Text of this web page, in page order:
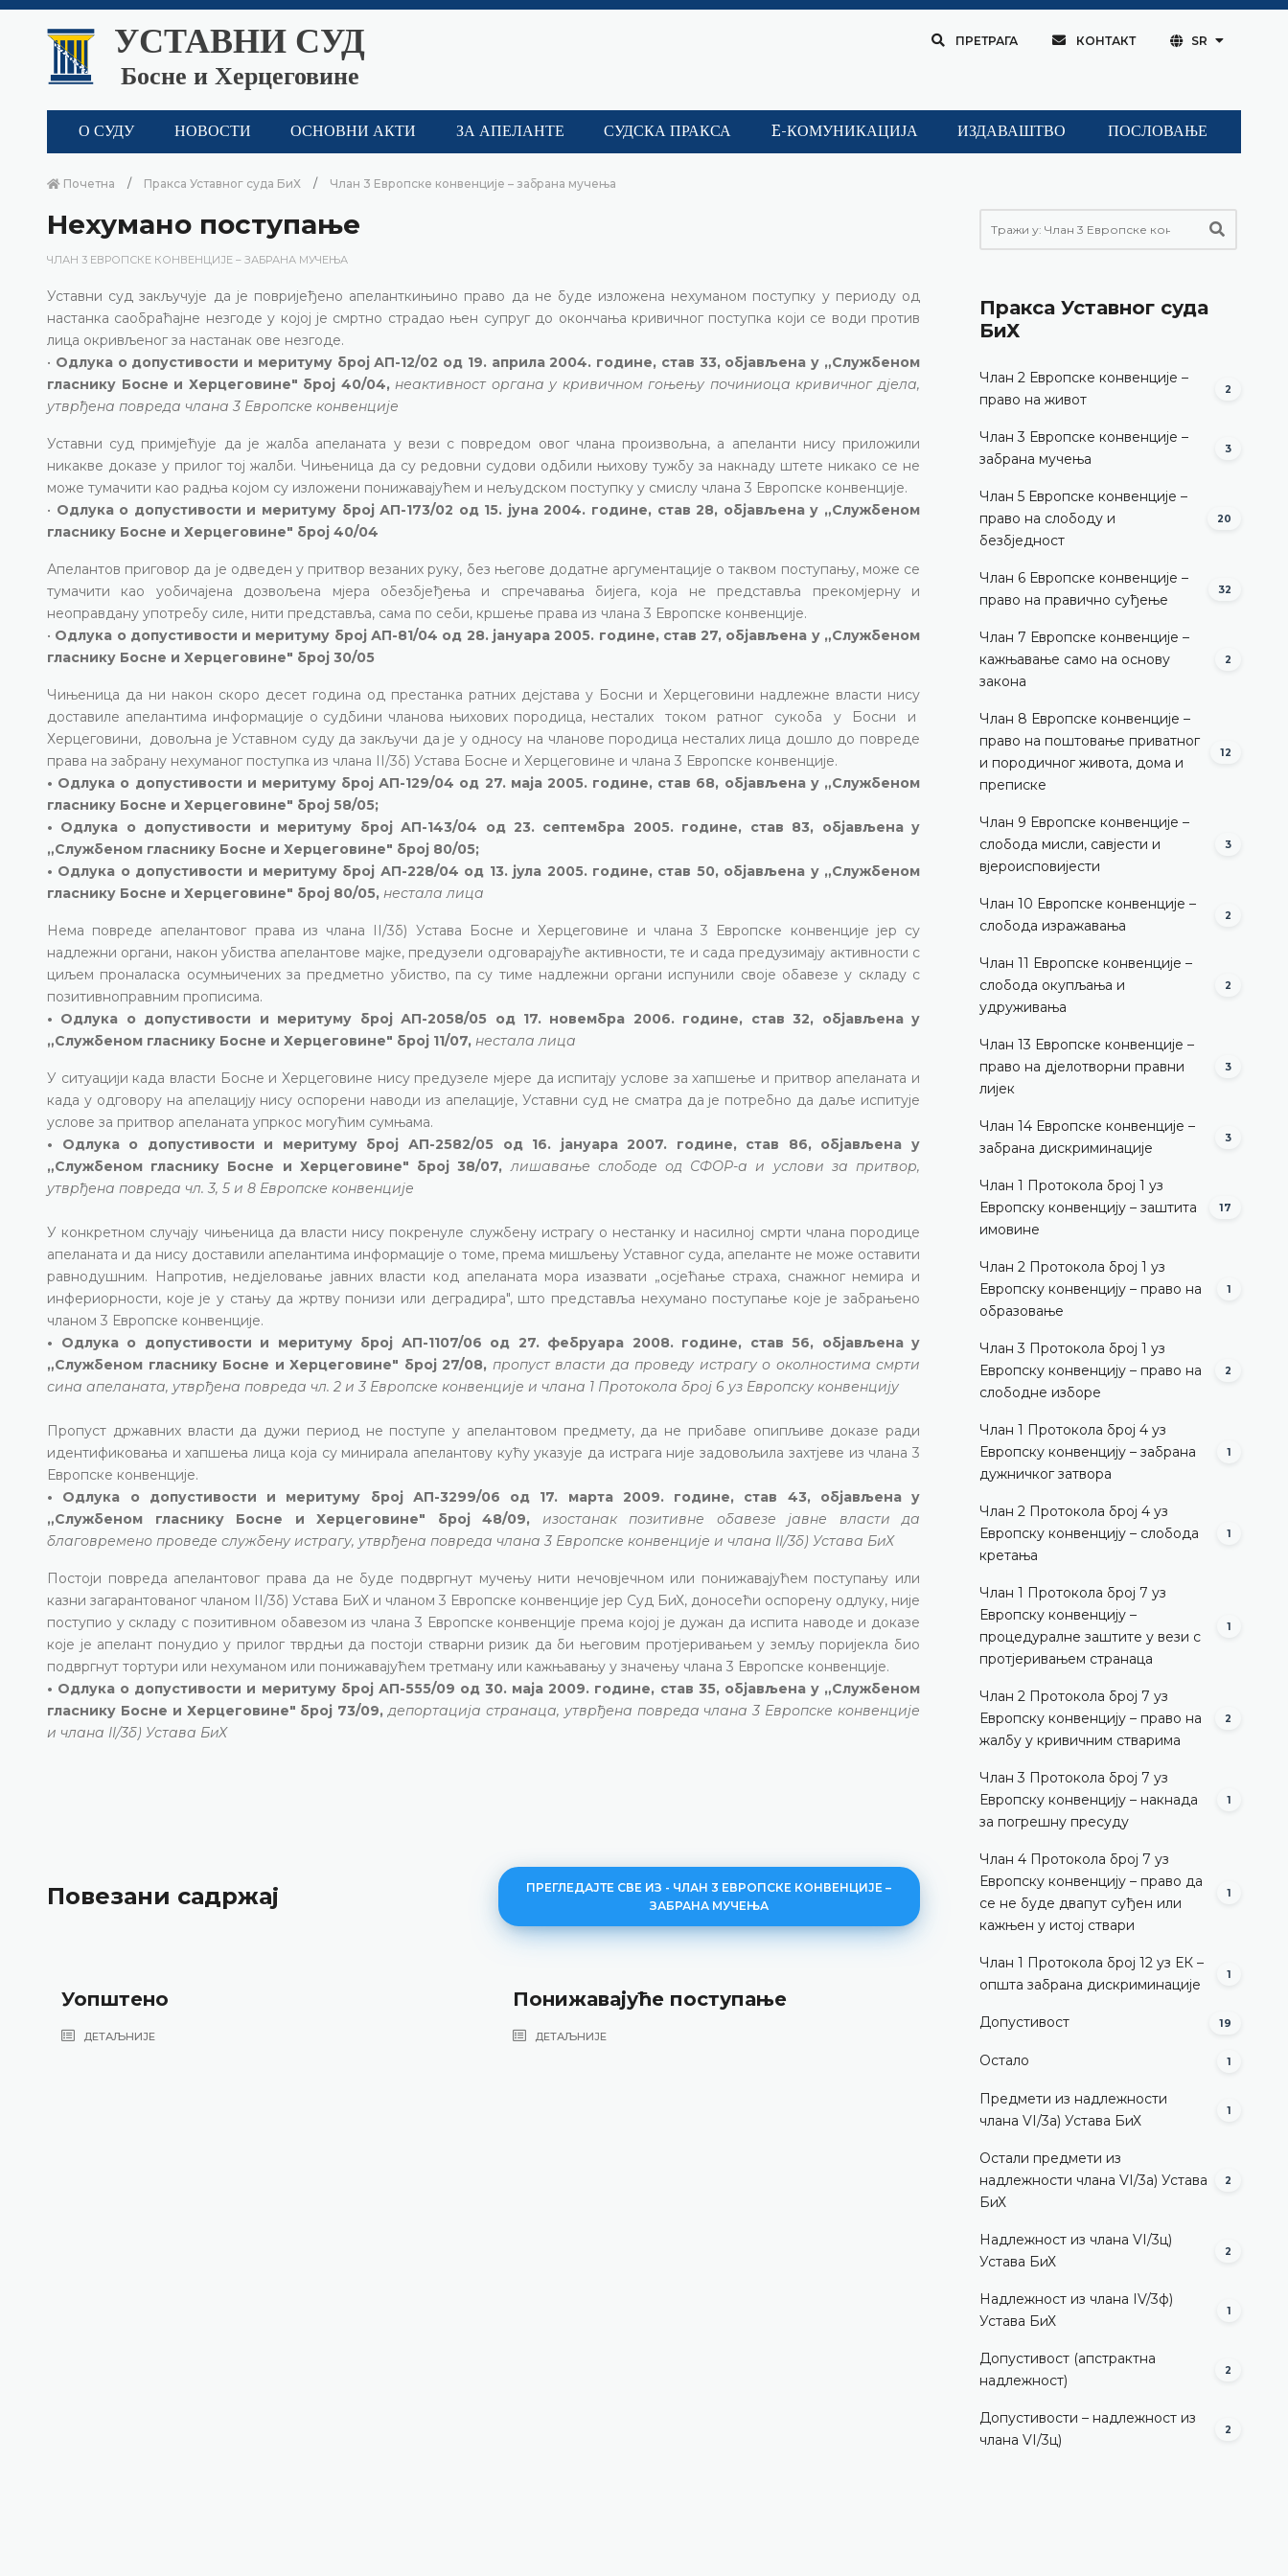
УСТАВНИ СУД
Босне и Херцеговине
ПРЕТРАГА КОНТАКТ SR
О СУДУ НОВОСТИ ОСНОВНИ АКТИ ЗА АПЕЛАНТЕ СУДСКА ПРАКСА E-КОМУНИКАЦИЈА ИЗДАВАШТВО ПОСЛОВАЊЕ
Почетна Пракса Уставног суда БиХ Члан 3 Европске конвенције – забрана мучења
Нехумано поступање
ЧЛАН 3 ЕВРОПСКЕ КОНВЕНЦИЈЕ – ЗАБРАНА МУЧЕЊА
Уставни суд закључује да је повријеђено апеланткињино право да не буде изложена нехуманом поступку у периоду од
настанка саобраћајне незгоде у којој је смртно страдао њен супруг до окончања кривичног поступка који се води против
лица окривљеног за настанак ове незгоде.
• Одлука о допустивости и меритуму број АП-12/02 од 19. априла 2004. године, став 33, објављена у „Службеном
гласнику Босне и Херцеговине" број 40/04, неактивност органа у кривичном гоњењу починиоца кривичног дјела,
утврђена повреда члана 3 Европске конвенције
Уставни суд примјећује да је жалба апеланата у вези с повредом овог члана произвољна, а апеланти нису приложили
никакве доказе у прилог тој жалби. Чињеница да су редовни судови одбили њихову тужбу за накнаду штете никако се не
може тумачити као радња којом су изложени понижавајућем и нељудском поступку у смислу члана 3 Европске конвенције.
• Одлука о допустивости и меритуму број АП-173/02 од 15. јуна 2004. године, став 28, објављена у „Службеном
гласнику Босне и Херцеговине" број 40/04
Апелантов приговор да је одведен у притвор везаних руку, без његове додатне аргументације о таквом поступању, може се
тумачити као уобичајена дозвољена мјера обезбјеђења и спречавања бијега, која не представља прекомјерну и
неоправдану употребу силе, нити представља, сама по себи, кршење права из члана 3 Европске конвенције.
• Одлука о допустивости и меритуму број АП-81/04 од 28. јануара 2005. године, став 27, објављена у „Службеном
гласнику Босне и Херцеговине" број 30/05
Чињеница да ни након скоро десет година од престанка ратних дејстава у Босни и Херцеговини надлежне власти нису
доставиле апелантима информације о судбини чланова њихових породица, несталих током ратног сукоба у Босни и
Херцеговини, довољна је Уставном суду да закључи да је у односу на чланове породица несталих лица дошло до повреде
права на забрану нехуманог поступка из члана II/3б) Устава Босне и Херцеговине и члана 3 Европске конвенције.
• Одлука о допустивости и меритуму број АП-129/04 од 27. маја 2005. године, став 68, објављена у „Службеном
гласнику Босне и Херцеговине" број 58/05;
• Одлука о допустивости и меритуму број АП-143/04 од 23. септембра 2005. године, став 83, објављена у
„Службеном гласнику Босне и Херцеговине" број 80/05;
• Одлука о допустивости и меритуму број АП-228/04 од 13. јула 2005. године, став 50, објављена у „Службеном
гласнику Босне и Херцеговине" број 80/05, нестала лица
Нема повреде апелантовог права из члана II/3б) Устава Босне и Херцеговине и члана 3 Европске конвенције јер су
надлежни органи, након убиства апелантове мајке, предузели одговарајуће активности, те и сада предузимају активности с
циљем проналаска осумњичених за предметно убиство, па су тиме надлежни органи испунили своје обавезе у складу с
позитивноправним прописима.
• Одлука о допустивости и меритуму број АП-2058/05 од 17. новембра 2006. године, став 32, објављена у
„Службеном гласнику Босне и Херцеговине" број 11/07, нестала лица
У ситуацији када власти Босне и Херцеговине нису предузеле мјере да испитају услове за хапшење и притвор апеланата и
када у одговору на апелацију нису оспорени наводи из апелације, Уставни суд не сматра да је потребно да даље испитује
услове за притвор апеланата упркос могућим сумњама.
• Одлука о допустивости и меритуму број АП-2582/05 од 16. јануара 2007. године, став 86, објављена у
„Службеном гласнику Босне и Херцеговине" број 38/07, лишавање слободе од СФОР-а и услови за притвор,
утврђена повреда чл. 3, 5 и 8 Европске конвенције
У конкретном случају чињеница да власти нису покренуле службену истрагу о нестанку и насилној смрти члана породице
апеланата и да нису доставили апелантима информације о томе, према мишљењу Уставног суда, апеланте не може оставити
равнодушним. Напротив, недјеловање јавних власти код апеланата мора изазвати „осјећање страха, снажног немира и
инфериорности, које је у стању да жртву понизи или деградира", што представља нехумано поступање које је забрањено
чланом 3 Европске конвенције.
• Одлука о допустивости и меритуму број АП-1107/06 од 27. фебруара 2008. године, став 56, објављена у
„Службеном гласнику Босне и Херцеговине" број 27/08, пропуст власти да проведу истрагу о околностима смрти
сина апеланата, утврђена повреда чл. 2 и 3 Европске конвенције и члана 1 Протокола број 6 уз Европску конвенцију
Пропуст државних власти да дужи период не поступе у апелантовом предмету, да не прибаве опипљиве доказе ради
идентификовања и хапшења лица која су минирала апелантову кућу указује да истрага није задовољила захтјеве из члана 3
Европске конвенције.
• Одлука о допустивости и меритуму број АП-3299/06 од 17. марта 2009. године, став 43, објављена у
„Службеном гласнику Босне и Херцеговине" број 48/09,
изостанак позитивне обавезе јавне власти да
благовремено проведе службену истрагу, утврђена повреда члана 3 Европске конвенције и члана II/3б) Устава БиХ
Постоји повреда апелантовог права да не буде подвргнут мучењу нити нечовјечном или понижавајућем поступању или
казни загарантованог чланом II/3б) Устава БиХ и чланом 3 Европске конвенције јер Суд БиХ, доносећи оспорену одлуку, није
поступио у складу с позитивном обавезом из члана 3 Европске конвенције према којој је дужан да испита наводе и доказе
које је апелант понудио у прилог тврдњи да постоји стварни ризик да би његовим протјеривањем у земљу поријекла био
подвргнут тортури или нехуманом или понижавајућем третману или кажњавању у значењу члана 3 Европске конвенције.
• Одлука о допустивости и меритуму број АП-555/09 од 30. маја 2009. године, став 35, објављена у „Службеном
гласнику Босне и Херцеговине" број 73/09,депортација странаца, утврђена повреда члана 3 Европске конвенције
и члана II/3б) Устава БиХ
Повезани садржај
ПРЕГЛЕДАЈТЕ СВЕ ИЗ - ЧЛАН 3 ЕВРОПСКЕ КОНВЕНЦИЈЕ –
ЗАБРАНА МУЧЕЊА
Уопштено
ДЕТАЉНИЈЕ
Понижавајуће поступање
ДЕТАЉНИЈЕ
Уопштено
Пракса Уставног суда
БиХ
Члан 2 Европске конвенције –
право на живот
2
Члан 3 Европске конвенције –
забрана мучења
3
Члан 5 Европске конвенције –
право на слободу и
безбједност
20
Члан 6 Европске конвенције –
право на правично суђење
32
Члан 7 Европске конвенције –
кажњавање само на основу
закона
2
Члан 8 Европске конвенције –
право на поштовање приватног
и породичног живота, дома и
преписке
12
Члан 9 Европске конвенције –
слобода мисли, савјести и
вјероисповијести
3
Члан 10 Европске конвенције –
слобода изражавања
2
Члан 11 Европске конвенције –
слобода окупљања и
удруживања
2
Члан 13 Европске конвенције –
право на дјелотворни правни
лијек
3
Члан 14 Европске конвенције –
забрана дискриминације
3
Члан 1 Протокола број 1 уз
Европску конвенцију – заштита
имовине
17
Члан 2 Протокола број 1 уз
Европску конвенцију – право на
образовање
1
Члан 3 Протокола број 1 уз
Европску конвенцију – право на
слободне изборе
2
Члан 1 Протокола број 4 уз
Европску конвенцију – забрана
дужничког затвора
1
Члан 2 Протокола број 4 уз
Европску конвенцију – слобода
кретања
1
Члан 1 Протокола број 7 уз
Европску конвенцију –
процедуралне заштите у вези с
протјеривањем странаца
1
Члан 2 Протокола број 7 уз
Европску конвенцију – право на
жалбу у кривичним стварима
2
Члан 3 Протокола број 7 уз
Европску конвенцију – накнада
за погрешну пресуду
1
Члан 4 Протокола број 7 уз
Европску конвенцију – право да
се не буде двапут суђен или
кажњен у истој ствари
1
Члан 1 Протокола број 12 уз ЕК –
општа забрана дискриминације
1
Допустивост 19
Остало 1
Предмети из надлежности
члана VI/3а) Устава БиХ
1
Остали предмети из
надлежности члана VI/3а) Устава
БиХ
2
Надлежност из члана VI/3ц)
Устава БиХ
2
Надлежност из члана IV/3ф)
Устава БиХ
1
Допустивост (aпстрактна
надлежност)
2
Допустивости – надлежност из
члана VI/3ц)
2